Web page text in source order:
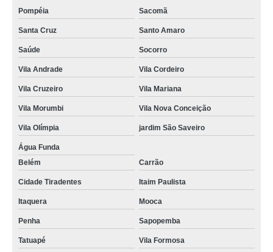
onde contratar acompanhante de idoso domiciliar Vila Matilde
acompanhante de pessoas idosas empresa Vila Leopoldina
empresa especializada em acompanhante de idoso domiciliar Aclimação
acompanhante para idosos empresa Jardim Leonor
acompanhante para idosos Higienópolis
empresa especializada em acompanhante de idoso diurno Barra Funda
onde contratar acompanhante de idosos acamados Vila Maria
onde contratar acompanhante idoso Paraíso do Morumbi
onde contratar acompanhante para idosos Santo Amaro
Pompéia Sacomã
Santa Cruz Santo Amaro
Saúde Socorro
Vila Andrade Vila Cordeiro
Vila Cruzeiro Vila Mariana
Vila Morumbi Vila Nova Conceição
Vila Olímpia jardim São Saveiro
Água Funda
Belém
Carrão
Cidade Tiradentes Itaim Paulista
Itaquera Mooca
Penha Sapopemba
Tatuapé Vila Formosa